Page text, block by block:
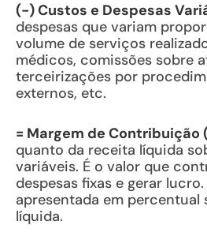
(-) Custos e Despesas
despesas que variam
volume de serviços
médicos, comissões sobre
terceirizações por
externos, etc.
= Margem de Contribuição
quanto da receita líquida
variáveis. É o valor que
despesas fixas e gerar
apresentada em percentual
líquida.